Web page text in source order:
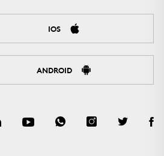
IOS
ANDROID